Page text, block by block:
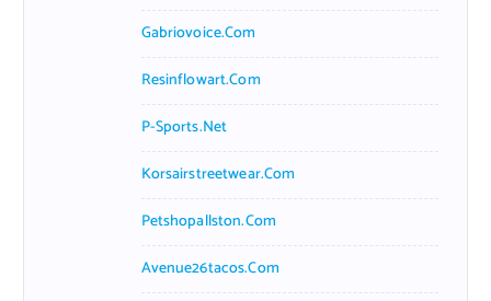
Gabriovoice.com
Resinflowart.com
P-Sports.net
Korsairstreetwear.com
Petshopallston.com
Avenue26tacos.com